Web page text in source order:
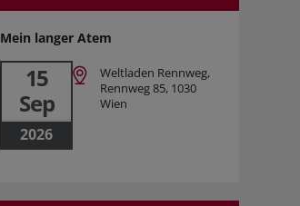
Mein langer Atem
15
Sep
2026
Weltladen Rennweg,
Rennweg 85, 1030
Wien